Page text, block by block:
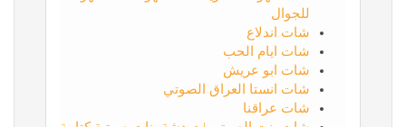
للجوال
شات اندلاع
شات ايام الحب
شات ابو عريش
شات انستا العراق الصوتي
شات عراقنا